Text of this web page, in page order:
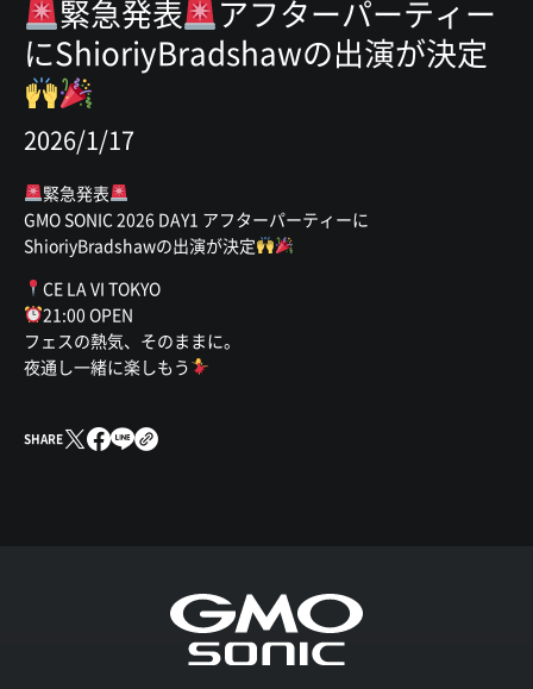
緊急発表
アフターパーティー
にShioriyBradshawの出演が決定
2026/1/17
緊急発表
GMO SONIC 2026 DAY1 アフターパーティーに
ShioriyBradshawの出演が決定
CE LA VI TOKYO
21:00 OPEN
フェスの熱気、そのままに。
夜通し一緒に楽しもう
SHARE